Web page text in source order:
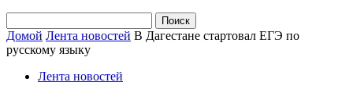
Домой Лента новостей В Дагестане стартовал ЕГЭ по
русскому языку
Лента новостей